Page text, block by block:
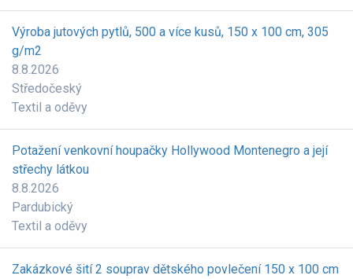
Výroba jutových pytlů, 500 a více kusů, 150 x 100 cm, 305
g/m2
8.8.2026
Středočeský
Textil a oděvy
Potažení venkovní houpačky Hollywood Montenegro a její
střechy látkou
8.8.2026
Pardubický
Textil a oděvy
Zakázkové šití 2 souprav dětského povlečení 150 x 100 cm